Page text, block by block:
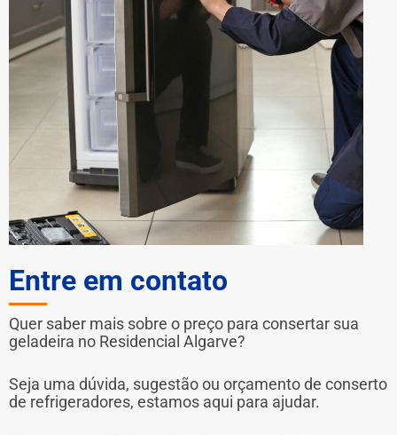
Entre em contato
Quer saber mais sobre o preço para consertar sua
geladeira no Residencial Algarve?
Seja uma dúvida, sugestão ou orçamento de conserto
de refrigeradores, estamos aqui para ajudar.